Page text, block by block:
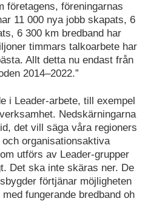
företagens, föreningarnas
11 000 nya jobb skapats, 6
6 300 km bredband har
timmars talkoarbete har
Allt detta nu endast från
2014–2022.”
i Leader-arbete, till exempel
Nedskärningarna
det vill säga våra regioners
organisationsaktiva
utförs av Leader-grupper
Det ska inte skäras ner. De
förtjänar möjligheten
fungerande bredband oh